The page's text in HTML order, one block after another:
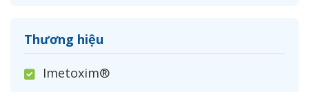
Thương hiệu
Imetoxim®